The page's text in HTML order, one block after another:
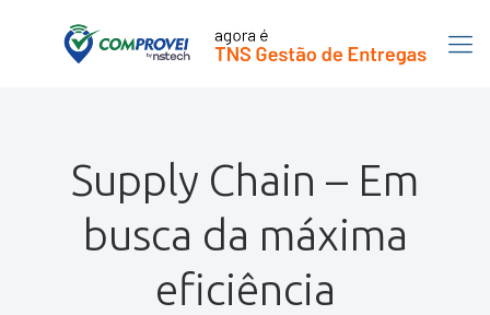
Supply Chain – Em
busca da máxima
eficiência